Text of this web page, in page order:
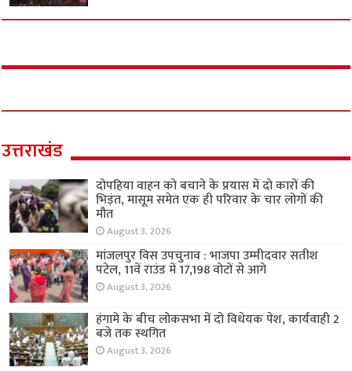
उत्तराखंड
दोपहिया वाहन को बचाने के प्रयास में दो कारों की
भिड़ंत, मासूम समेत एक ही परिवार के चार लोगों की
मौत
August 3, 2026
मांजलपुर विस उपचुनाव : भाजपा उम्मीदवार सतीश
पटेल, 11वें राउंड में 17,198 वोटों से आगे
August 3, 2026
हंगामे के बीच लोकसभा में दो विधेयक पेश, कार्यवाही 2
बजे तक स्थगित
August 3, 2026